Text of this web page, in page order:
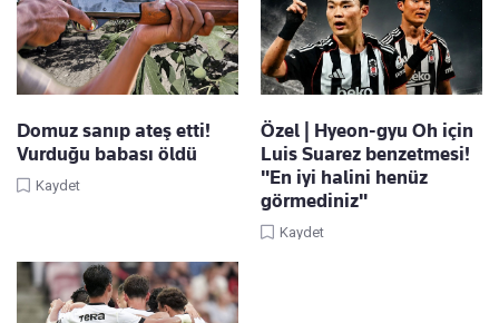
Domuz sanıp ateş etti!
Vurduğu babası öldü
Kaydet
Özel | Hyeon-gyu Oh için
Luis Suarez benzetmesi!
"En iyi halini henüz
görmediniz"
Kaydet